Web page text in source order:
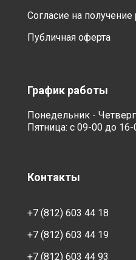
Согласие на
Публичная оферта
График работы
Понедельник -
Пятница: с 09-00 до 16-
Контакты
+7 (812) 603 44 18
+7 (812) 603 44 19
+7 (812) 603 44 93